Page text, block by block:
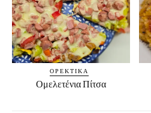
ΟΡΕΚΤΙΚΆ
Ομελετένια Πίτσα